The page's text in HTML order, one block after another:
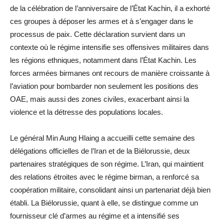
de la célébration de l’anniversaire de l’État Kachin, il a exhorté
ces groupes à déposer les armes et à s’engager dans le
processus de paix. Cette déclaration survient dans un
contexte où le régime intensifie ses offensives militaires dans
les régions ethniques, notamment dans l’État Kachin. Les
forces armées birmanes ont recours de manière croissante à
l’aviation pour bombarder non seulement les positions des
OAE, mais aussi des zones civiles, exacerbant ainsi la
violence et la détresse des populations locales.
Le général Min Aung Hlaing a accueilli cette semaine des
délégations officielles de l’Iran et de la Biélorussie, deux
partenaires stratégiques de son régime. L’Iran, qui maintient
des relations étroites avec le régime birman, a renforcé sa
coopération militaire, consolidant ainsi un partenariat déjà bien
établi. La Biélorussie, quant à elle, se distingue comme un
fournisseur clé d’armes au régime et a intensifié ses